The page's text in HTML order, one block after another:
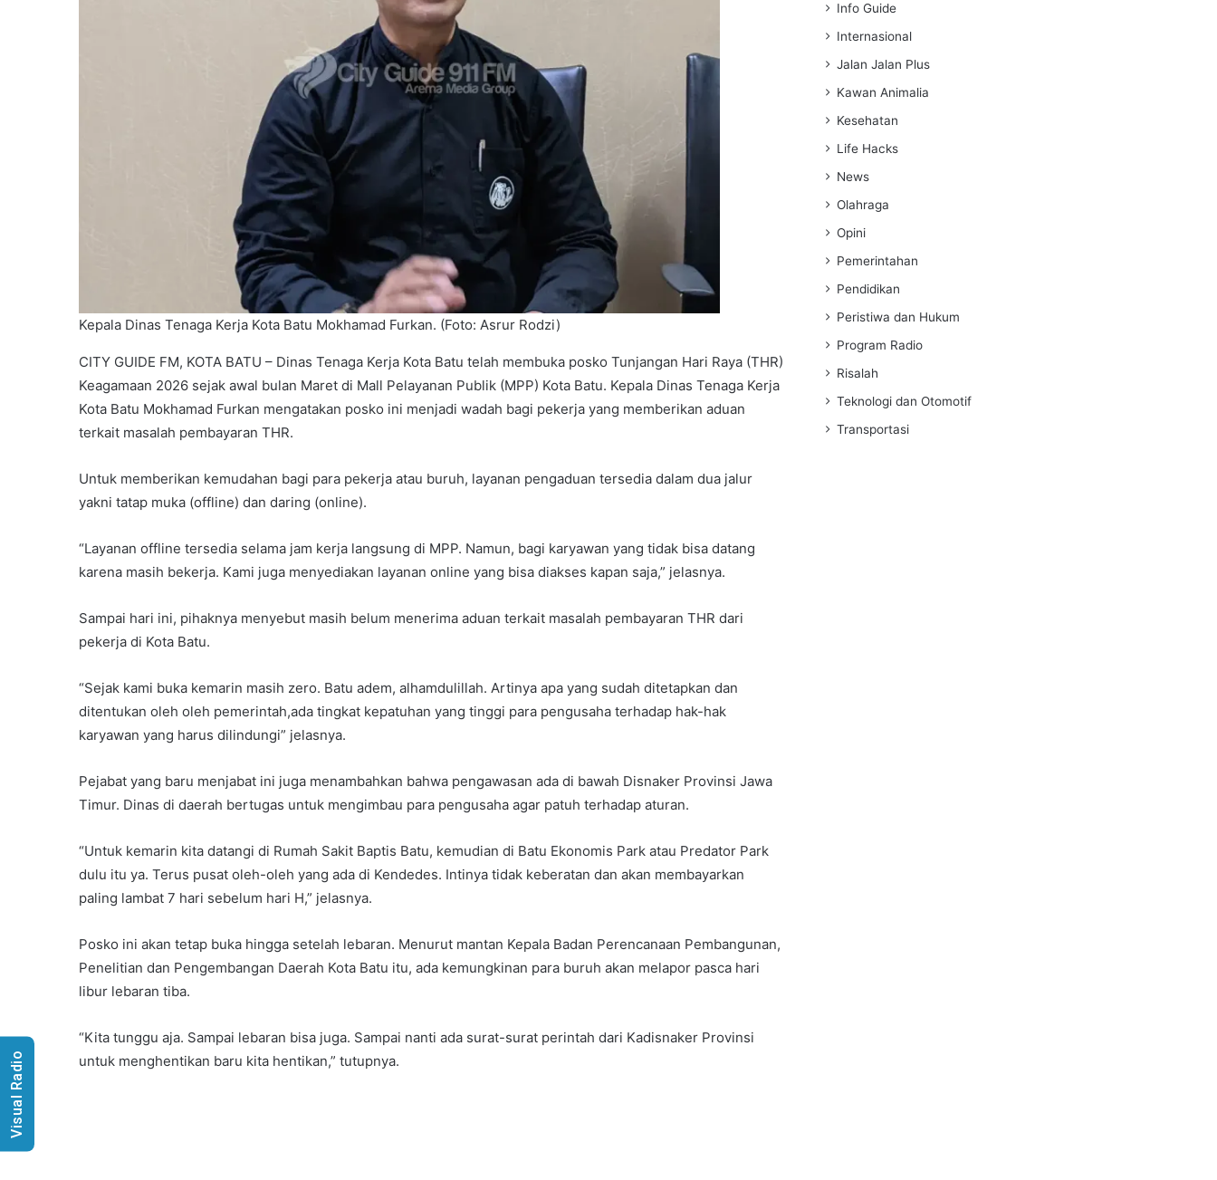
Kepala Dinas Tenaga Kerja Kota Batu Mokhamad Furkan. (Foto: Asrur Rodzi)
CITY GUIDE FM, KOTA BATU – Dinas Tenaga Kerja Kota Batu telah membuka posko Tunjangan Hari Raya (THR)
Keagamaan 2026 sejak awal bulan Maret di Mall Pelayanan Publik (MPP) Kota Batu. Kepala Dinas Tenaga Kerja
Kota Batu Mokhamad Furkan mengatakan posko ini menjadi wadah bagi pekerja yang memberikan aduan
terkait masalah pembayaran THR.
Untuk memberikan kemudahan bagi para pekerja atau buruh, layanan pengaduan tersedia dalam dua jalur
yakni tatap muka (offline) dan daring (online).
“Layanan offline tersedia selama jam kerja langsung di MPP. Namun, bagi karyawan yang tidak bisa datang
karena masih bekerja. Kami juga menyediakan layanan online yang bisa diakses kapan saja,” jelasnya.
Sampai hari ini, pihaknya menyebut masih belum menerima aduan terkait masalah pembayaran THR dari
pekerja di Kota Batu.
“Sejak kami buka kemarin masih zero. Batu adem, alhamdulillah. Artinya apa yang sudah ditetapkan dan
ditentukan oleh oleh pemerintah,ada tingkat kepatuhan yang tinggi para pengusaha terhadap hak-hak
karyawan yang harus dilindungi” jelasnya.
Pejabat yang baru menjabat ini juga menambahkan bahwa pengawasan ada di bawah Disnaker Provinsi Jawa
Timur. Dinas di daerah bertugas untuk mengimbau para pengusaha agar patuh terhadap aturan.
“Untuk kemarin kita datangi di Rumah Sakit Baptis Batu, kemudian di Batu Ekonomis Park atau Predator Park
dulu itu ya. Terus pusat oleh-oleh yang ada di Kendedes. Intinya tidak keberatan dan akan membayarkan
paling lambat 7 hari sebelum hari H,” jelasnya.
Posko ini akan tetap buka hingga setelah lebaran. Menurut mantan Kepala Badan Perencanaan Pembangunan,
Penelitian dan Pengembangan Daerah Kota Batu itu, ada kemungkinan para buruh akan melapor pasca hari
libur lebaran tiba.
“Kita tunggu aja. Sampai lebaran bisa juga. Sampai nanti ada surat-surat perintah dari Kadisnaker Provinsi
untuk menghentikan baru kita hentikan,” tutupnya.
Info Guide
Internasional
Jalan Jalan Plus
Kawan Animalia
Kesehatan
Life Hacks
News
Olahraga
Opini
Pemerintahan
Pendidikan
Peristiwa dan Hukum
Program Radio
Risalah
Teknologi dan Otomotif
Transportasi
Visual Radio